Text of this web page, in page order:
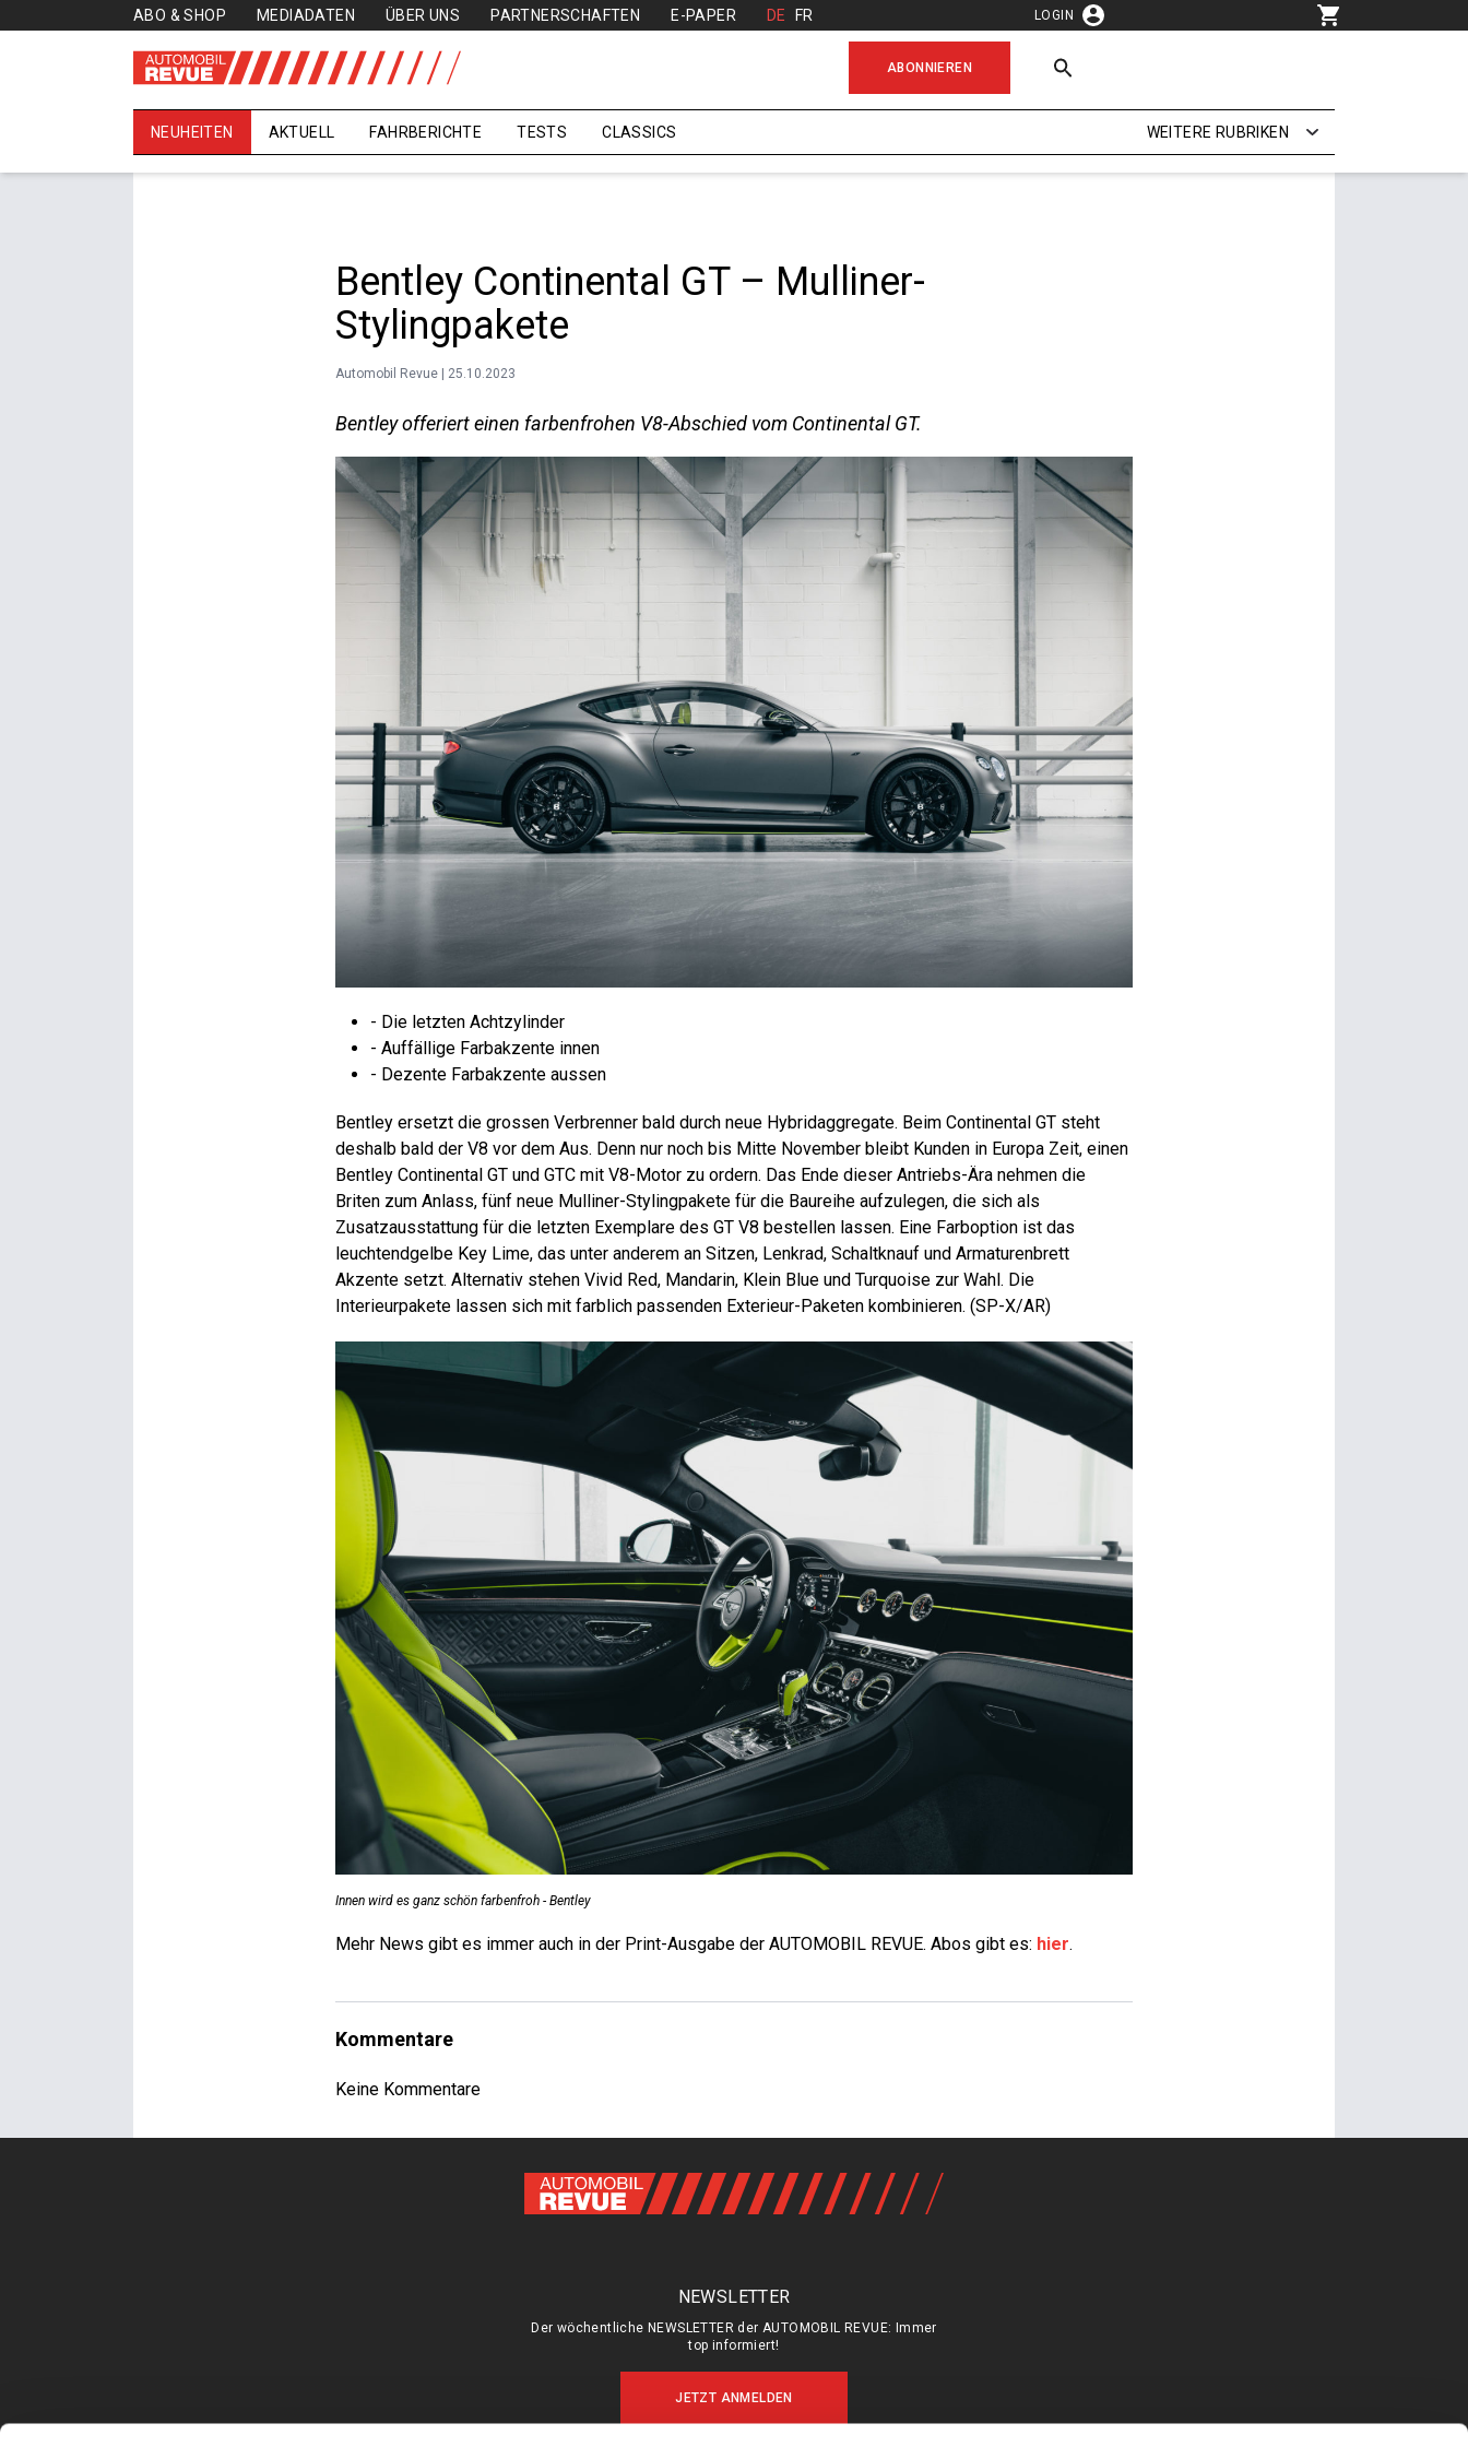
ABO & SHOP MEDIADATEN ÜBER UNS PARTNERSCHAFTEN E-PAPER DE FR LOGIN
ABONNIEREN
NEUHEITEN AKTUELL FAHRBERICHTE TESTS CLASSICS WEITERE RUBRIKEN
Bentley Continental GT – Mulliner-
Stylingpakete
Automobil Revue | 25.10.2023
Bentley offeriert einen farbenfrohen V8-Abschied vom Continental GT.
- Die letzten Achtzylinder
- Auffällige Farbakzente innen
- Dezente Farbakzente aussen
Bentley ersetzt die grossen Verbrenner bald durch neue Hybridaggregate. Beim Continental GT steht
deshalb bald der V8 vor dem Aus. Denn nur noch bis Mitte November bleibt Kunden in Europa Zeit, einen
Bentley Continental GT und GTC mit V8-Motor zu ordern. Das Ende dieser Antriebs-Ära nehmen die
Briten zum Anlass, fünf neue Mulliner-Stylingpakete für die Baureihe aufzulegen, die sich als
Zusatzausstattung für die letzten Exemplare des GT V8 bestellen lassen. Eine Farboption ist das
leuchtendgelbe Key Lime, das unter anderem an Sitzen, Lenkrad, Schaltknauf und Armaturenbrett
Akzente setzt. Alternativ stehen Vivid Red, Mandarin, Klein Blue und Turquoise zur Wahl. Die
Interieurpakete lassen sich mit farblich passenden Exterieur-Paketen kombinieren. (SP-X/AR)
Innen wird es ganz schön farbenfroh - Bentley
Mehr News gibt es immer auch in der Print-Ausgabe der AUTOMOBIL REVUE. Abos gibt es: hier.
Kommentare
Keine Kommentare
NEWSLETTER
Der wöchentliche NEWSLETTER der AUTOMOBIL REVUE: Immer
top informiert!
JETZT ANMELDEN